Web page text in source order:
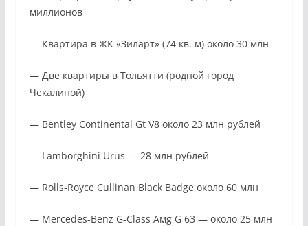
миллионов
— Квартира в ЖК «Зиларт» (74 кв. м) около 30 млн
— Две квартиры в Тольятти (родной город
Чекалиной)
— Bentley Continental Gt V8 около 23 млн рублей
— Lamborghini Urus — 28 млн рублей
— Rolls-Royce Cullinan Black Badge около 60 млн
— Mercedes-Benz G-Class Амg G 63 — около 25 млн